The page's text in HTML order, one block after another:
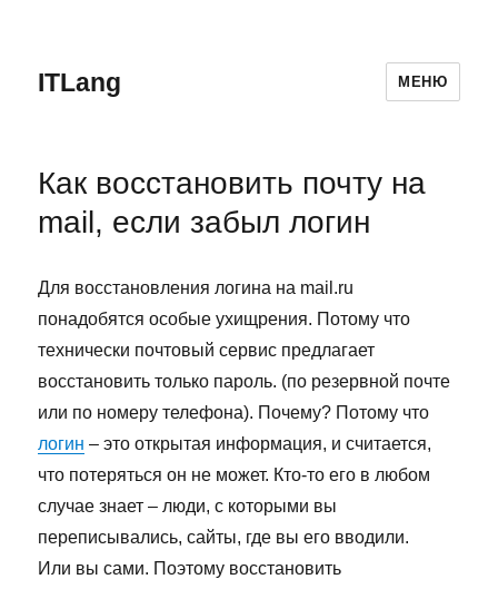
ITLang МЕНЮ
Как восстановить почту на
mail, если забыл логин
Для восстановления логина на mail.ru
понадобятся особые ухищрения. Потому что
технически почтовый сервис предлагает
восстановить только пароль. (по резервной почте
или по номеру телефона). Почему? Потому что
логин – это открытая информация, и считается,
что потеряться он не может. Кто-то его в любом
случае знает – люди, с которыми вы
переписывались, сайты, где вы его вводили.
Или вы сами. Поэтому восстановить